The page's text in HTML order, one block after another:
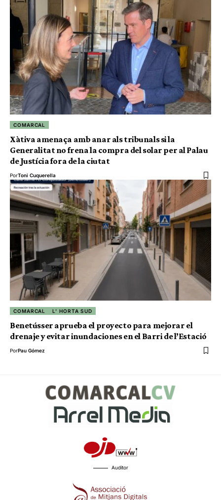
COMARCAL
Xàtiva amenaça amb anar als tribunals si la
Generalitat no frena la compra del solar per al Palau
de Justícia fora de la ciutat
PorToni Cuquerella
COMARCAL L' HORTA SUD
Benetússer aprueba el proyecto para mejorar el
drenaje y evitar inundaciones en el Barri de l’Estació
PorPau Gómez
Auditor